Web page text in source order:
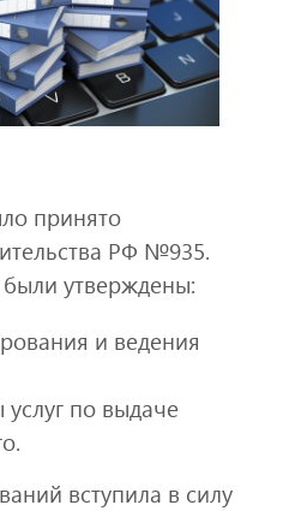
принято
РФ №935.
утверждены:
и ведения
по выдаче
вступила в силу